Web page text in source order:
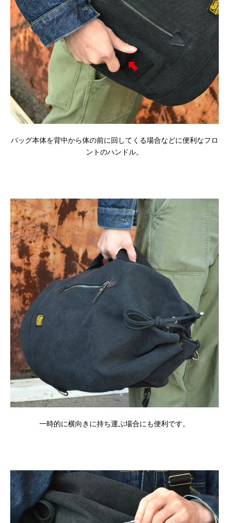
バッグ本体を背中から体の前に回してくる場合などに便利なフロ
ントのハンドル。
一時的に横向きに持ち運ぶ場合にも便利です。